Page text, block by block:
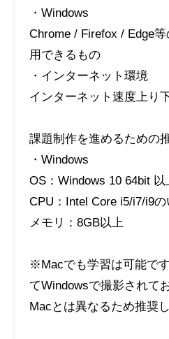
・Windows
Chrome / Firefox / Edge
用できるもの
・インターネット環境
インターネット速度上り
課題制作を進めるための
・Windows
OS：Windows 10 64bit 以
CPU：Intel Core i5/i7/i9
メモリ：8GB以上
※Macでも学習は可能で
てWindowsで撮影されて
Macとは異なるため推奨